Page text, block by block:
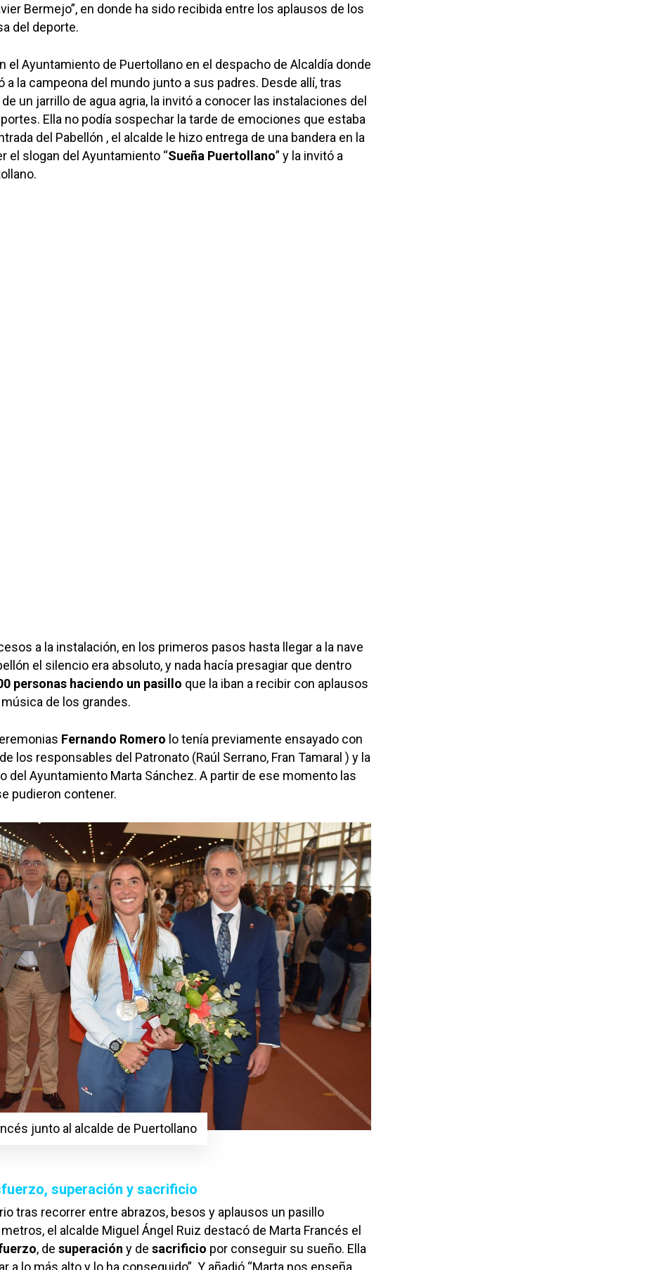
Bermejo”, en donde ha sido recibida entre los aplausos de los
del deporte.
el Ayuntamiento de Puertollano en el despacho de Alcaldía donde
a la campeona del mundo junto a sus padres. Desde allí, tras
un jarrillo de agua agria, la invitó a conocer las instalaciones del
Ella no podía sospechar la tarde de emociones que estaba
del Pabellón , el alcalde le hizo entrega de una bandera en la
el slogan del Ayuntamiento “Sueña Puertollano” y la invitó a
a la instalación, en los primeros pasos hasta llegar a la nave
el silencio era absoluto, y nada hacía presagiar que dentro
personas haciendo un pasillo que la iban a recibir con aplausos
de los grandes.
Fernando Romero lo tenía previamente ensayado con
los responsables del Patronato (Raúl Serrano, Fran Tamaral ) y la
del Ayuntamiento Marta Sánchez. A partir de ese momento las
pudieron contener.
junto al alcalde de Puertollano
superación y sacrificio
tras recorrer entre abrazos, besos y aplausos un pasillo
el alcalde Miguel Ángel Ruiz destacó de Marta Francés el
, de superación y de sacrificio por conseguir su sueño. Ella